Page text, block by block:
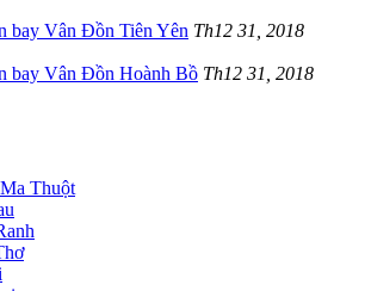
bay Vân Đồn Tiên Yên Th12 31, 2018
bay Vân Đồn Hoành Bồ Th12 31, 2018
Thuột